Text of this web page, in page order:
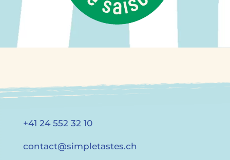
+41 24 552 32 10
contact@simpletastes.ch